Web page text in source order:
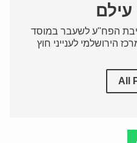
עילם
הפח"ע לשעבר במוסד
הירושלמי לענייני חוץ
All